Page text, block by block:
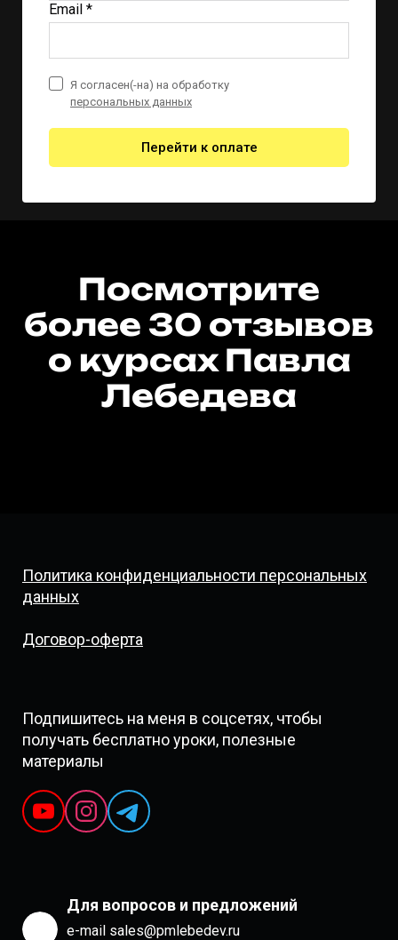
Email *
Перейти к оплате
Я согласен(-на) на обработку
персональных данных
Посмотрите
более 30 отзывов
о курсах Павла
Лебедева
Политика конфиденциальности персональных
данных
Договор-оферта
Подпишитесь на меня в соцсетях, чтобы
получать бесплатно уроки, полезные
материалы
Для вопросов и предложений
e-mail sales@pmlebedev.ru